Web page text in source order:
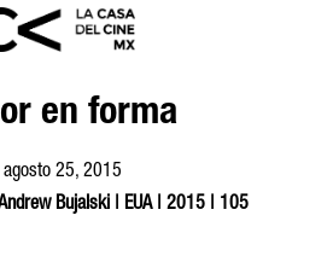
en forma
agosto 25, 2015
Bujalski | EUA | 2015 | 105